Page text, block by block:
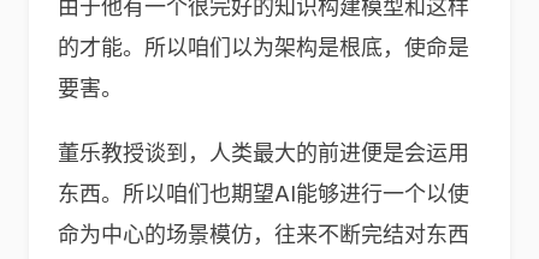
由于他有一个很完好的知识构建模型和这样
的才能。所以咱们以为架构是根底，使命是
要害。
董乐教授谈到，人类最大的前进便是会运用
东西。所以咱们也期望AI能够进行一个以使
命为中心的场景模仿，往来不断完结对东西